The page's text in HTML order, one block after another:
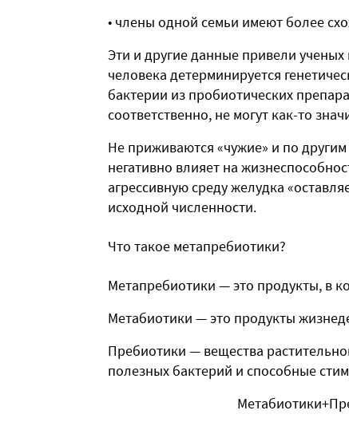
• члены одной семьи имеют более
Эти и другие данные привели
человека детерминируется
бактерии из пробиотических
соответственно, не могут как-то
Не приживаются «чужие» и по
негативно влияет на
агрессивную среду желудка
исходной численности.
Что такое метапребиотики?
Метапребиотики — это продукты, в
Метабиотики — это продукты
Пребиотики — вещества
полезных бактерий и способные